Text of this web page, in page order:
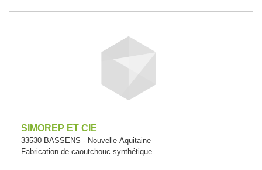
SIMOREP ET CIE
33530 BASSENS - Nouvelle-Aquitaine
Fabrication de caoutchouc synthétique